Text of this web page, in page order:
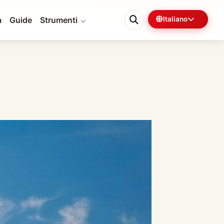
Guide Strumenti Italiano
0% 5 min rimanenti